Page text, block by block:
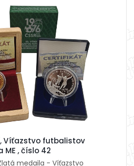
Víťazstvo futbalistov
ME , číslo 42
medaila - Víťazstvo